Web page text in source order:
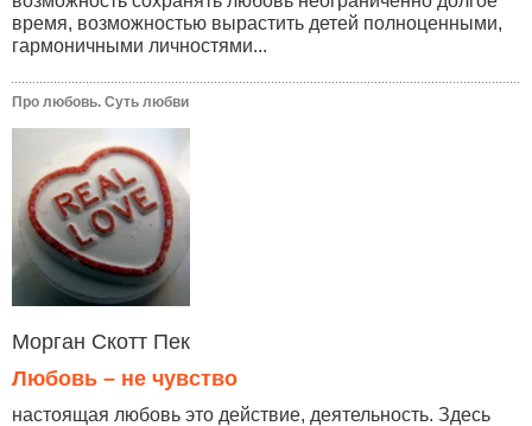
время, возможностью вырастить детей полноценными,
гармоничными личностями...
Про любовь. Суть любви
Морган Скотт Пек
Любовь – не чувство
настоящая любовь это действие, деятельность. Здесь